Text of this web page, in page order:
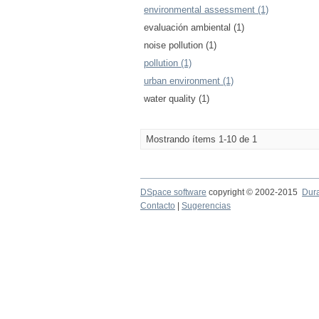
environmental assessment (1)
evaluación ambiental (1)
noise pollution (1)
pollution (1)
urban environment (1)
water quality (1)
Mostrando ítems 1-10 de 1
DSpace software copyright © 2002-2015
Contacto
Sugerencias